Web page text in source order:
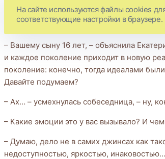
– Ну пока нет… – приходя немного в
вежливый, аккуратный, посуду за собой
– Вашему сыну 16 лет, – объяснила
и каждое поколение приходит в новую
поколение: конечно, тогда идеалами
Давайте подумаем?
– Ах… – усмехнулась собеседница, – ну,
– Какие эмоции это у вас вызывало? И
– Думаю, дело не в самих джинсах как
недоступностью, яркостью,
На сайте используются файлы cookies
соответствующие настройки в